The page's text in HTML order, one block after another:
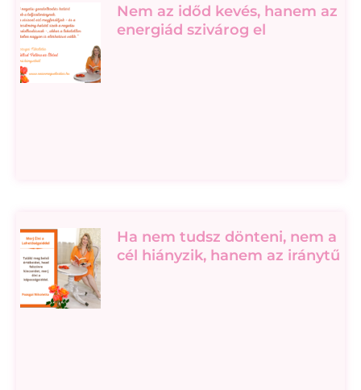
Nem az időd kevés, hanem az
energiád szivárog el
Ha nem tudsz dönteni, nem a
cél hiányzik, hanem az iránytű